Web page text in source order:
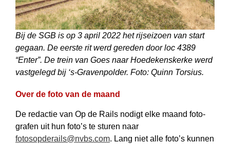
Bij de SGB is op 3 april 2022 het rijseizoen van start
gegaan. De eerste rit werd gereden door loc 4389
“Enter”. De trein van Goes naar Hoedekenskerke werd
vastgelegd bij ‘s-Gravenpolder. Foto: Quinn Torsius.
Over de foto van de maand
De redactie van Op de Rails nodigt elke maand foto­
grafen uit hun foto’s te sturen naar
fotosopderails@nvbs.com. Lang niet alle foto’s kunnen